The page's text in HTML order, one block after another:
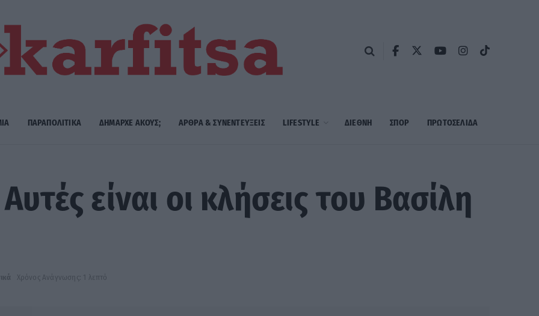
ΠΑΡΑΠΟΛΙΤΙΚΑ ΔΗΜΑΡΧE ΑΚΟΥΣ; ΑΡΘΡΑ & ΣΥΝΕΝΤΕΥΞΕΙΣ LIFESTYLE ΔΙΕΘΝΗ ΣΠΟΡ ΠΡΩΤΟΣΈΛΙΔΑ
είναι οι κλήσεις του Βασίλη
Χρόνος Ανάγνωσης: 1 λεπτό